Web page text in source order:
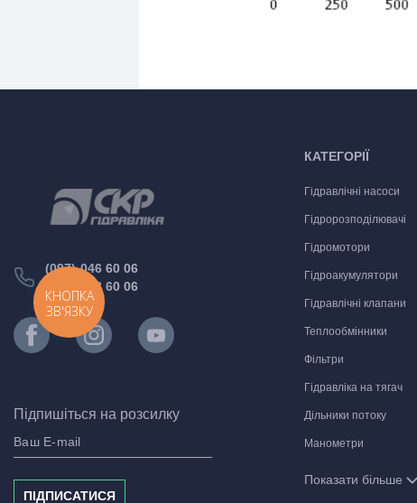
(097) 046 60 06
(066) 048 60 06
Підпишіться на розсилку
ПІДПИСАТИСЯ
КАТЕГОРІЇ
Гідравлічні насоси
Гідророзподілювачі
Гідромотори
Гідроакумулятори
Гідравлічні клапани
Теплообмінники
Фільтри
Гідравліка на тягач
Дільники потоку
Манометри
Показати більше
КНОПКА
ЗВ'ЯЗКУ